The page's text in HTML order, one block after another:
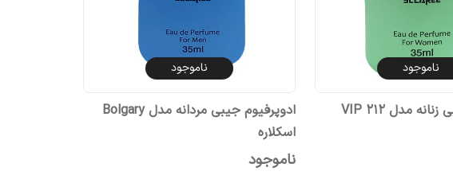
ناموجود
ادوپرفیوم جیبی زنانه مدل 212 VIP
ناموجود
ادوپرفیوم جیبی مردانه مدل Bolgary
اسکلاره
ناموجود